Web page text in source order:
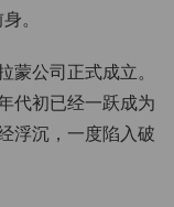
。
蒙公司正式成立。
代初已经一跃成为
浮沉，一度陷入破